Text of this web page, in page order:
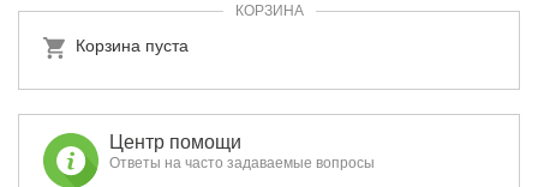
КОРЗИНА
Корзина пуста
Центр помощи
Ответы на часто задаваемые вопросы